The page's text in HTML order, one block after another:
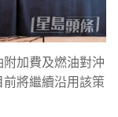
加費及燃油對沖
將繼續沿用該策